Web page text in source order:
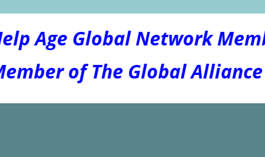
Age Global Network
of The Global Alliance